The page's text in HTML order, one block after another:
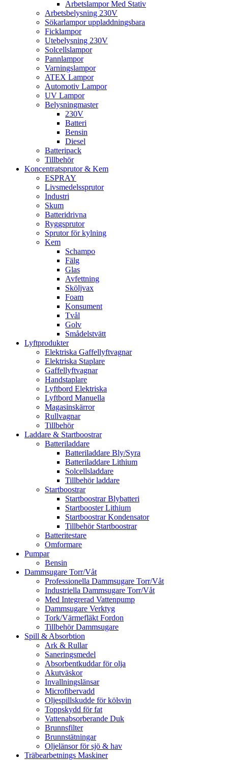
Arbetslampor Med Stativ
Arbetsbelysning 230V
Sökarlampor uppladdningsbara
Ficklampor
Utebelysning 230V
Solcellslampor
Pannlampor
Varningslampor
ATEX Lampor
Automotiv Lampor
UV Lampor
Belysningmaster
230V
Batteri
Bensin
Diesel
Batteripack
Tillbehör
Koncentratsprutor & Kem
ESPRAY
Livsmedelssprutor
Industri
Skum
Batteridrivna
Ryggsprutor
Sprutor för kylning
Kem
Schampo
Fälg
Glas
Avfettning
Sköljvax
Foam
Konsument
Tvål
Golv
Smådelstvätt
Lyftprodukter
Elektriska Gaffellyftvagnar
Elektriska Staplare
Gaffellyftvagnar
Handstaplare
Lyftbord Elektriska
Lyftbord Manuella
Magasinskärror
Rullvagnar
Tillbehör
Laddare & Startboostrar
Batteriladdare
Batteriladdare Bly/Syra
Batteriladdare Lithium
Solcellsladdare
Tillbehör laddare
Startboostrar
Startboostrar Blybatteri
Startbooster Lithium
Startboostrar Kondensator
Tillbehör Startboostrar
Batteritestare
Omformare
Pumpar
Bensin
Dammsugare Torr/Våt
Professionella Dammsugare Torr/Våt
Industriella Dammsugare Torr/Våt
Med Integrerad Vattenpump
Dammsugare Verktyg
Tork/Värmefläkt Fordon
Tillbehör Dammsugare
Spill & Absorbtion
Ark & Rullar
Saneringsmedel
Absorbentkuddar för olja
Akutväskor
Invallningslänsar
Microfibervadd
Oljespillskudde för kölsvin
Toppskydd för fat
Vattenabsorberande Duk
Brunnsfilter
Brunnstätningar
Oljelänsor för sjö & hav
Träbearbetnings Maskiner